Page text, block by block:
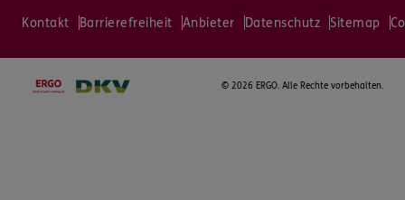
Kontakt Barrierefreiheit Anbieter Datenschutz Sitemap
© 2026 ERGO. Alle Rechte vorbehalten.